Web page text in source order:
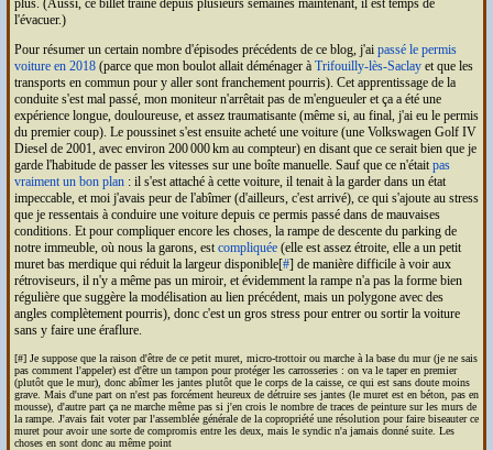
l'évacuer.)
Pour résumer un certain nombre d'épisodes précédents de ce blog, j'ai passé le permis
voiture en 2018(parce que mon boulot allait déménager à Trifouilly-lès-Saclayet que les
transports en commun pour y aller sont franchement pourris). Cet apprentissage de la
conduite s'est mal passé, mon moniteur n'arrêtait pas de m'engueuler et ça a été une
expérience longue, douloureuse, et assez traumatisante (même si, au final, j'ai eu le permis
du premier coup). Le poussinet s'est ensuite acheté une voiture (une Volkswagen Golf IV
Diesel de 2001, avec environ 200 000 km au compteur) en disant que ce serait bien que je
garde l'habitude de passer les vitesses sur une boîte manuelle. Sauf que ce n'était pas
vraiment un bon plan: il s'est attaché à cette voiture, il tenait à la garder dans un état
impeccable, et moi j'avais peur de l'abîmer (d'ailleurs, c'est arrivé), ce qui s'ajoute au stress
que je ressentais à conduire une voiture depuis ce permis passé dans de mauvaises
conditions. Et pour compliquer encore les choses, la rampe de descente du parking de
notre immeuble, où nous la garons, est compliquée(elle est assez étroite, elle a un petit
muret bas merdique qui réduit la largeur disponible[#] de manière difficile à voir aux
rétroviseurs, il n'y a même pas un miroir, et évidemment la rampe n'a pas la forme bien
régulière que suggère la modélisation au lien précédent, mais un polygone avec des
angles complètement pourris), donc c'est un gros stress pour entrer ou sortir la voiture
sans y faire une éraflure.
[#] Je suppose que la raison d'être de ce petit muret, micro-trottoir ou marche à la base du mur (je ne sais
pas comment l'appeler) est d'être un tampon pour protéger les carrosseries : on va le taper en premier
(plutôt que le mur), donc abîmer les jantes plutôt que le corps de la caisse, ce qui est sans doute moins
grave. Mais d'une part on n'est pas forcément heureux de détruire ses jantes (le muret est en béton, pas en
mousse), d'autre part ça ne marche même pas si j'en crois le nombre de traces de peinture sur les murs de
la rampe. J'avais fait voter par l'assemblée générale de la copropriété une résolution pour faire biseauter ce
muret pour avoir une sorte de compromis entre les deux, mais le syndic n'a jamais donné suite. Les
choses en sont donc au même point